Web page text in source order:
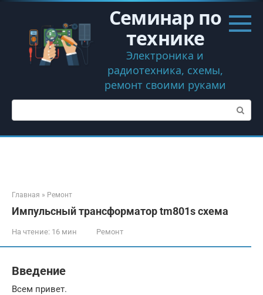
Перейти
контенту
Семинар по
технике
Электроника и
радиотехника, схемы,
ремонт своими руками
Поиск:
Главная » Ремонт
Импульсный трансформатор tm801s схема
На чтение: 16 мин Ремонт
Введение
Всем привет.